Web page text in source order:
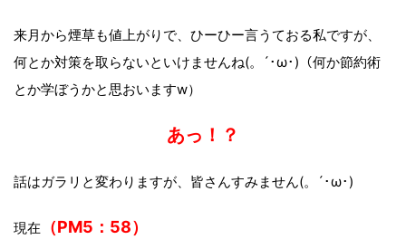
来月から煙草も値上がりで、ひーひー言うておる私ですが、
何とか対策を取らないといけませんね(。´･ω･)（何か節約術
とか学ぼうかと思おいますw）
あっ！？
話はガラリと変わりますが、皆さんすみません(。´･ω･)
現在 （PM5：58）